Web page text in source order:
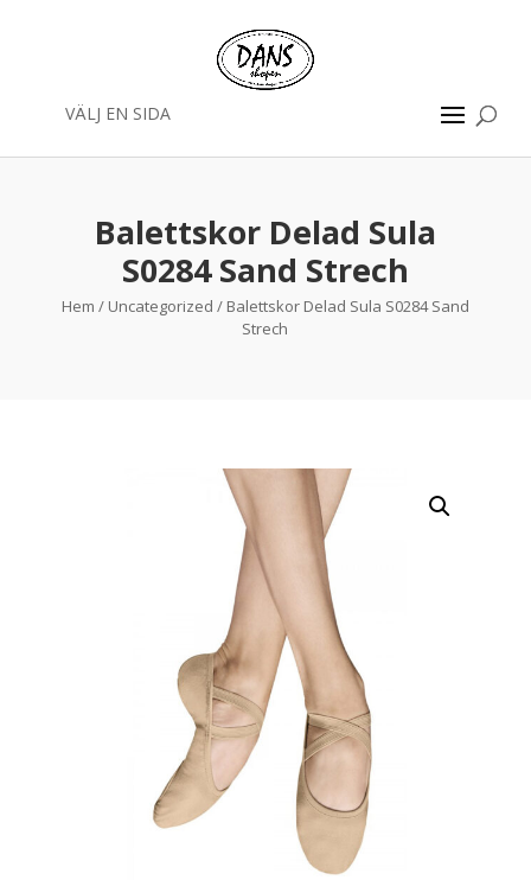
VÄLJ EN SIDA
Balettskor Delad Sula
S0284 Sand Strech
Hem / Uncategorized / Balettskor Delad Sula S0284 Sand
Strech